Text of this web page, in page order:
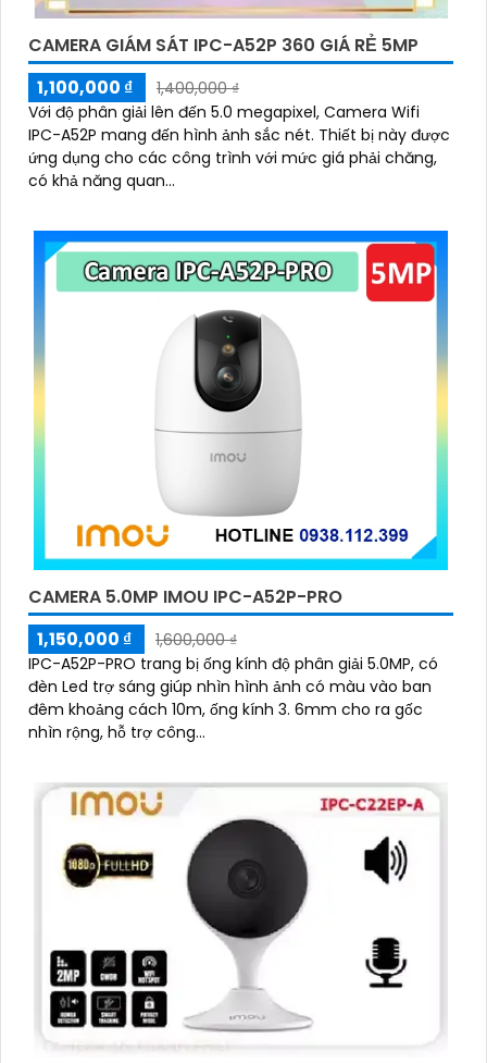
CAMERA GIÁM SÁT IPC-A52P 360 GIÁ RẺ 5MP
1,100,000 ₫
1,400,000 ₫
Với độ phân giải lên đến 5.0 megapixel, Camera Wifi
IPC-A52P mang đến hình ảnh sắc nét. Thiết bị này được
ứng dụng cho các công trình với mức giá phải chăng,
có khả năng quan...
CAMERA 5.0MP IMOU IPC-A52P-PRO
1,150,000 ₫
1,600,000 ₫
IPC-A52P-PRO trang bị ống kính độ phân giải 5.0MP, có
đèn Led trợ sáng giúp nhìn hình ảnh có màu vào ban
đêm khoảng cách 10m, ống kính 3. 6mm cho ra gốc
nhìn rộng, hỗ trợ công...